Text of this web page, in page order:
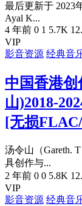
最后更新于 2023
Ayal K...
4 年前 0 1 5.7K
VIP
影音资源 经典音
中国香港
山)2018-
[无损
汤令山（Gareth.
具创作与...
2 年前 0 0 5.8K
VIP
影音资源 经典音